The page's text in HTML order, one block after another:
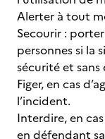
Alerter à tout
Secourir :
personnes si la
sécurité et sans
Figer, en cas
l’incident.
Interdire, en cas
en défendant